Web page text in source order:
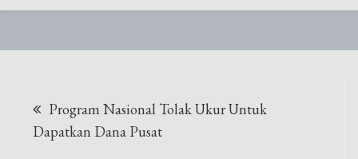
pos
Program Nasional Tolak Ukur Untuk
Dapatkan Dana Pusat